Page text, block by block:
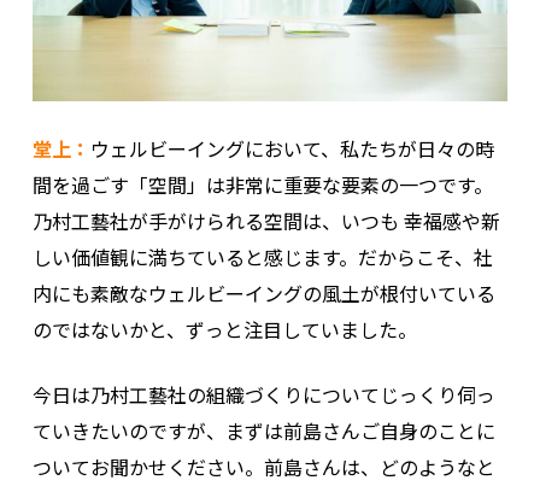
堂上： ウェルビーイングにおいて、私たちが日々の時
間を過ごす「空間」は非常に重要な要素の一つです。
乃村工藝社が手がけられる空間は、いつも 幸福感や新
しい価値観に満ちていると感じます。だからこそ、社
内にも素敵なウェルビーイングの風土が根付いている
のではないかと、ずっと注目していました。
今日は乃村工藝社の組織づくりについてじっくり伺っ
ていきたいのですが、まずは前島さんご自身のことに
ついてお聞かせください。前島さんは、どのようなと